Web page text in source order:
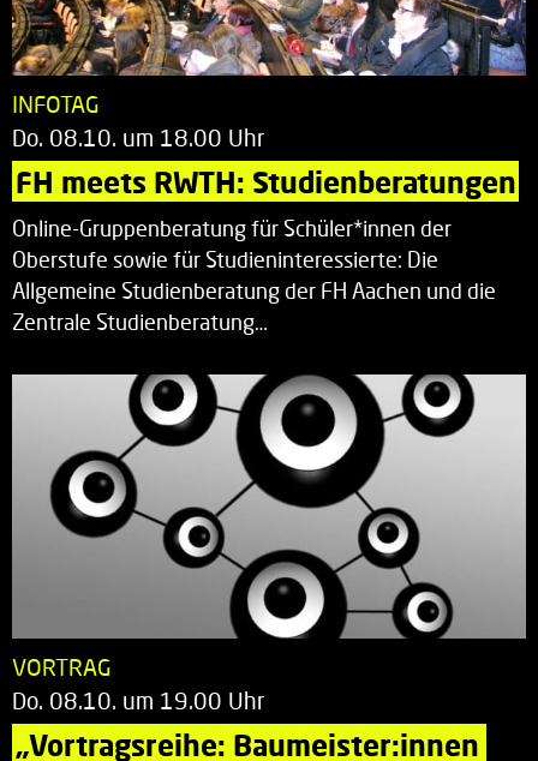
INFOTAG
Do. 08.10. um 18.00 Uhr
FH meets RWTH: Studienberatungen
Online-Gruppenberatung für Schüler*innen der
Oberstufe sowie für Studieninteressierte: Die
Allgemeine Studienberatung der FH Aachen und die
Zentrale Studienberatung…
VORTRAG
Do. 08.10. um 19.00 Uhr
„Vortragsreihe: Baumeister:innen